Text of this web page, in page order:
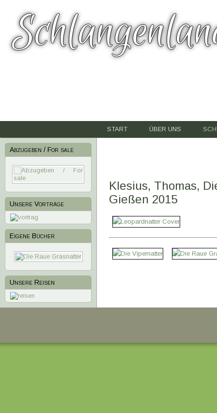
START ÜBER UNS
Abzugeben / For sale
Unsere Vorträge
Eigene Bücher
1 2 3 4
Unsere Reisen
Klesius, Thomas,
Gießen 2015